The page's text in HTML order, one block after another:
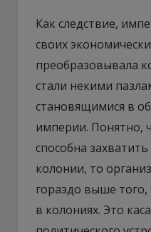
Как следствие,
своих
преобразовывала
стали некими
становящимися в
империи. Понятно,
способна
колонии, то
гораздо выше
в колониях. Это